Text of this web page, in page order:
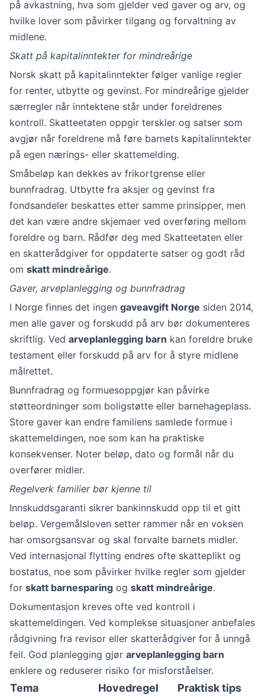
på avkastning, hva som gjelder ved gaver og arv, og
hvilke lover som påvirker tilgang og forvaltning av
midlene.
Skatt på kapitalinntekter for mindreårige
Norsk skatt på kapitalinntekter følger vanlige regler
for renter, utbytte og gevinst. For mindreårige gjelder
særregler når inntektene står under foreldrenes
kontroll. Skatteetaten oppgir terskler og satser som
avgjør når foreldrene må føre barnets kapitalinntekter
på egen nærings- eller skattemelding.
Småbeløp kan dekkes av frikortgrense eller
bunnfradrag. Utbytte fra aksjer og gevinst fra
fondsandeler beskattes etter samme prinsipper, men
det kan være andre skjemaer ved overføring mellom
foreldre og barn. Rådfør deg med Skatteetaten eller
en skatterådgiver for oppdaterte satser og godt råd
om skatt mindreårige.
Gaver, arveplanlegging og bunnfradrag
I Norge finnes det ingen gaveavgift Norge siden 2014,
men alle gaver og forskudd på arv bør dokumenteres
skriftlig. Ved arveplanlegging barn kan foreldre bruke
testament eller forskudd på arv for å styre midlene
målrettet.
Bunnfradrag og formuesoppgjør kan påvirke
støtteordninger som boligstøtte eller barnehageplass.
Store gaver kan endre familiens samlede formue i
skattemeldingen, noe som kan ha praktiske
konsekvenser. Noter beløp, dato og formål når du
overfører midler.
Regelverk familier bør kjenne til
Innskuddsgaranti sikrer bankinnskudd opp til et gitt
beløp. Vergemålsloven setter rammer når en voksen
har omsorgsansvar og skal forvalte barnets midler.
Ved internasjonal flytting endres ofte skatteplikt og
bostatus, noe som påvirker hvilke regler som gjelder
for skatt barnesparing og skatt mindreårige.
Dokumentasjon kreves ofte ved kontroll i
skattemeldingen. Ved komplekse situasjoner anbefales
rådgivning fra revisor eller skatterådgiver for å unngå
feil. God planlegging gjør arveplanlegging barn
enklere og reduserer risiko for misforståelser.
Tema Hovedregel Praktisk tips